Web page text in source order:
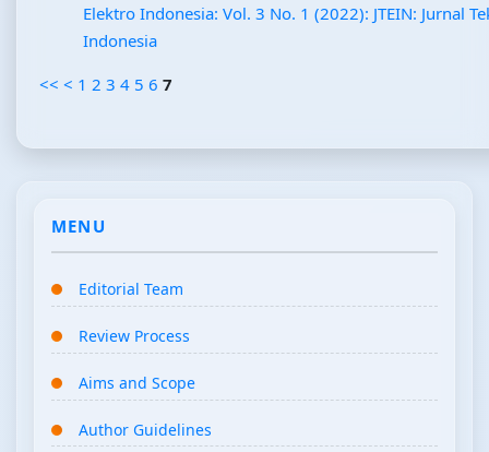
Elektro Indonesia: Vol. 3 No. 1 (2022): JTEIN: Jurnal
Indonesia
<< < 1 2 3 4 5 6 7
MENU
Editorial Team
Review Process
Aims and Scope
Author Guidelines